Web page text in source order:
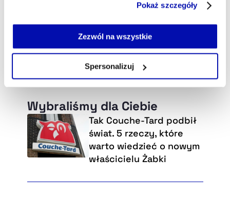
Jeżeli nie wyrażasz zgody na zapisywanie plików cookie,
możesz łatwo zarządzać swoimi uprawnieniami, np. we
własnej przeglądarce internetowej lub po wybraniu opcji
Pokaż szczegóły
Zezwól na wszystkie
Spersonalizuj
Wybraliśmy dla Ciebie
Tak Couche-Tard podbił
świat. 5 rzeczy, które
warto wiedzieć o nowym
właścicielu Żabki